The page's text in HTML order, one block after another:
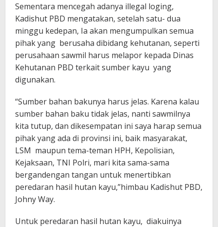
Sementara mencegah adanya illegal loging,
Kadishut PBD mengatakan, setelah satu- dua
minggu kedepan, Ia akan mengumpulkan semua
pihak yang berusaha dibidang kehutanan, seperti
perusahaan sawmil harus melapor kepada Dinas
Kehutanan PBD terkait sumber kayu yang
digunakan.
“Sumber bahan bakunya harus jelas. Karena kalau
sumber bahan baku tidak jelas, nanti sawmilnya
kita tutup, dan dikesempatan ini saya harap semua
pihak yang ada di provinsi ini, baik masyarakat,
LSM maupun tema-teman HPH, Kepolisian,
Kejaksaan, TNI Polri, mari kita sama-sama
bergandengan tangan untuk menertibkan
peredaran hasil hutan kayu,”himbau Kadishut PBD,
Johny Way.
Untuk peredaran hasil hutan kayu, diakuinya